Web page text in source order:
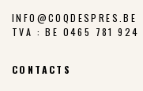
INFO@COQDESPRES.BE
TVA : BE 0465 781 924
CONTACTS